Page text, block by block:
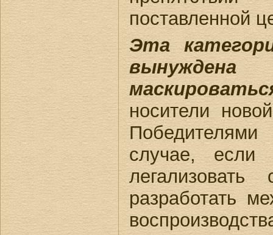
поставленной
Эта
носители
случае,
разработать